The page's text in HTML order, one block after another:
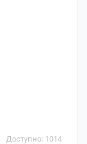
Доступно: 1014